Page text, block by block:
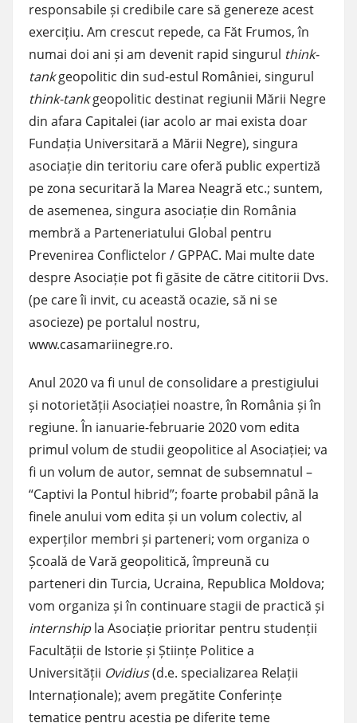
responsabile și credibile care să genereze acest
exercițiu. Am crescut repede, ca Făt Frumos, în
numai doi ani și am devenit rapid singurul think-
tankgeopolitic din sud-estul României, singurul
think-tankgeopolitic destinat regiunii Mării Negre
din afara Capitalei (iar acolo ar mai exista doar
Fundația Universitară a Mării Negre), singura
asociație din teritoriu care oferă public expertiză
pe zona securitară la Marea Neagră etc.; suntem,
de asemenea, singura asociație din România
membră a Parteneriatului Global pentru
Prevenirea Conflictelor / GPPAC. Mai multe date
despre Asociație pot fi găsite de către cititorii Dvs.
(pe care îi invit, cu această ocazie, să ni se
asocieze) pe portalul nostru,
www.casamariinegre.ro.
Anul 2020 va fi unul de consolidare a prestigiului
și notorietății Asociației noastre, în România și în
regiune. În ianuarie-februarie 2020 vom edita
primul volum de studii geopolitice al Asociației; va
fi un volum de autor, semnat de subsemnatul –
“Captivi la Pontul hibrid”; foarte probabil până la
finele anului vom edita și un volum colectiv, al
experților membri și parteneri; vom organiza o
Școală de Vară geopolitică, împreună cu
parteneri din Turcia, Ucraina, Republica Moldova;
vom organiza și în continuare stagii de practică și
internshipla Asociație prioritar pentru studenții
Facultății de Istorie și Științe Politice a
Universității Ovidius(d.e. specializarea Relații
Internaționale); avem pregătite Conferințe
tematice pentru aceștia pe diferite teme